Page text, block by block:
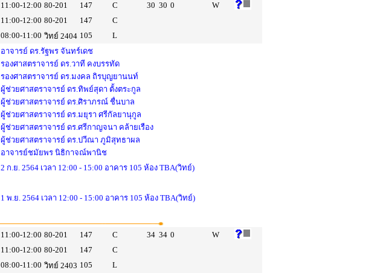
11:00-12:00 80-201 147 C 30 30 0
W
11:00-12:00 80-201 147
C
08:00-11:00 วิทย์ 2404 105
L
อาจารย์ ดร.รัฐพร จันทร์เดช
รองศาสตราจารย์ ดร.วาที คงบรรทัด
รองศาสตราจารย์ ดร.มงคล ถิรบุญยานนท์
ผู้ช่วยศาสตราจารย์ ดร.ทิพย์สุดา ตั้งตระกูล
ผู้ช่วยศาสตราจารย์ ดร.ศิราภรณ์ ชื่นบาล
ผู้ช่วยศาสตราจารย์ ดร.มยุรา ศรีกัลยานุกูล
ผู้ช่วยศาสตราจารย์ ดร.ศรีกาญจนา คล้ายเรือง
ผู้ช่วยศาสตราจารย์ ดร.ปวีณา ภูมิสุทธาผล
อาจารย์ชมัยพร นิธิกาจณ์พานิช
2 ก.ย. 2564 เวลา 12:00 - 15:00 อาคาร 105 ห้อง TBA(วิทย์)
1 พ.ย. 2564 เวลา 12:00 - 15:00 อาคาร 105 ห้อง TBA(วิทย์)
11:00-12:00 80-201 147 C 34 34 0
W
11:00-12:00 80-201 147
C
08:00-11:00 วิทย์ 2403 105 L